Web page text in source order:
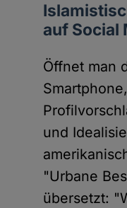
auf Social
Öffnet man
und
"Urbane
übersetzt: